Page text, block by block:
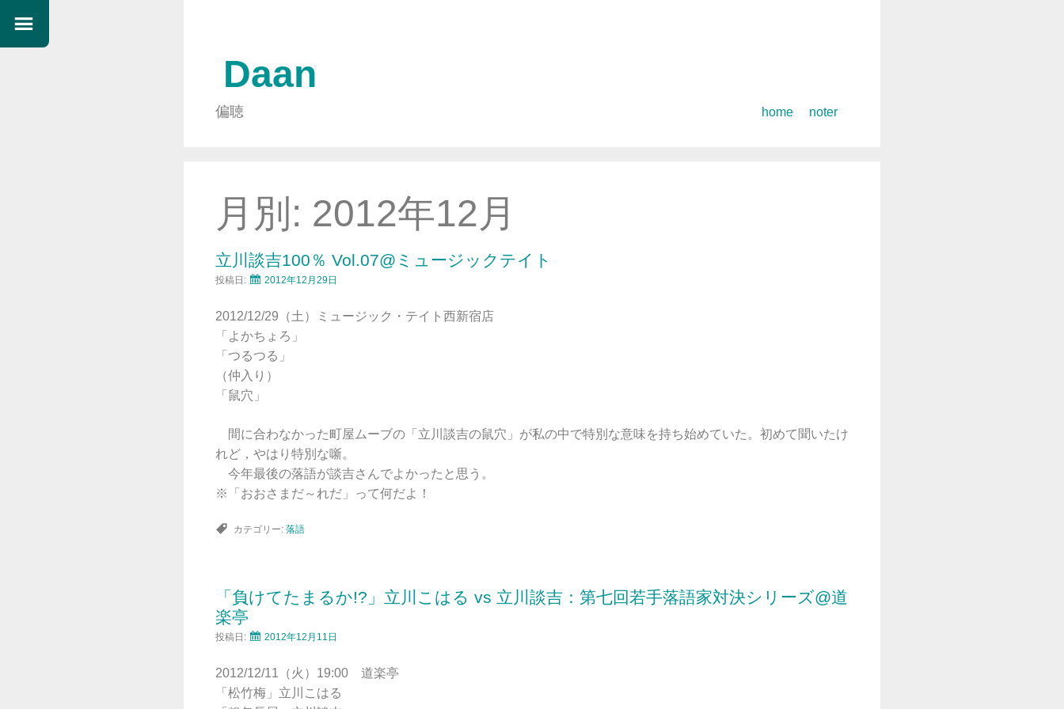
Daan
偏聴
コ
home noter
月別: 2012年12月
立川談吉100％ Vol.07@ミュージックテイト
投稿日: 2012年12月29日
2012/12/29（土）ミュージック・テイト西新宿店
「よかちょろ」
「つるつる」
（仲入り）
「鼠穴」
間に合わなかった町屋ムーブの「立川談吉の鼠穴」が私の中で特別な意味を持ち始めていた。初めて聞いたけ
れど，やはり特別な噺。
今年最後の落語が談吉さんでよかったと思う。
※「おおさまだ～れだ」って何だよ！
カテゴリー: 落語
「負けてたまるか!?」立川こはる vs 立川談吉：第七回若手落語家対決シリーズ@道
楽亭
投稿日: 2012年12月11日
2012/12/11（火）19:00 道楽亭
「松竹梅」立川こはる